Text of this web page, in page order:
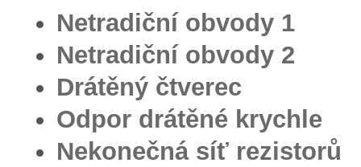
Netradiční obvody 1
Netradiční obvody 2
Drátěný čtverec
Odpor drátěné krychle
Nekonečná síť rezistorů